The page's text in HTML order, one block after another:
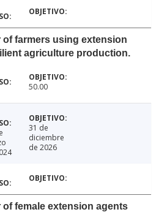
of farmers using extension
agriculture production.
50.00
31 de
diciembre
de 2026
of female extension agents